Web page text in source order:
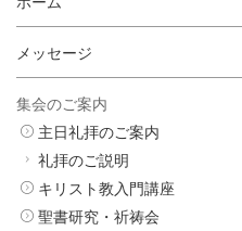
メッセージ
集会のご案内
主日礼拝のご案内
礼拝のご説明
キリスト教入門講座
聖書研究・祈祷会